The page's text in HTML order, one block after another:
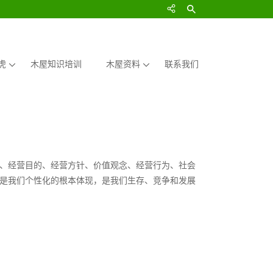
木屋知识培训 木屋资料 联系我们
经营目的、经营方针、价值观念、经营行为、社会
我们个性化的根本体现，是我们生存、竞争和发展